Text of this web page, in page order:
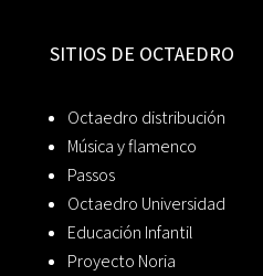
SITIOS DE OCTAEDRO
Octaedro distribución
Música y flamenco
Passos
Octaedro Universidad
Educación Infantil
Proyecto Noria